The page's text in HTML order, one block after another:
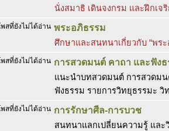
นั่งสมาธิ เดินจงกรม และฝึกเจ
พระอภิธรรม
ศึกษาและสนทนาเกี่ยวกับ “พร
การสวดมนต์ คาถา และฟัง
แนะนำบทสวดมนต์ การสวดมน
ฟังธรรม รายการวิทยุธรรมะ วิ
การรักษาศีล-การบวช
สนทนาแลกเปลี่ยนความรู้ และ